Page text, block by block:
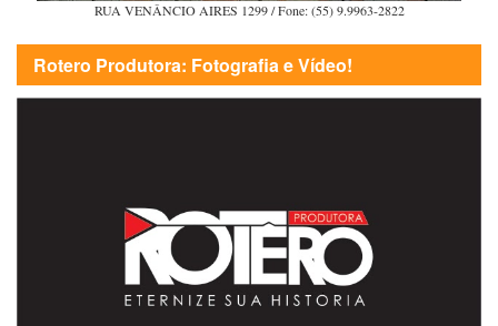
RUA VENÂNCIO AIRES 1299 / Fone: (55) 9.9963-2822
Rotero Produtora: Fotografia e Vídeo!